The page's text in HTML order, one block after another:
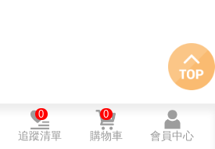
追蹤清單
0
購物車
0
會員中心